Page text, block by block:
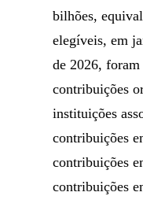
bilhões,
elegíveis, em
de 2026, foram
contribuições
instituições
contribuições
contribuições
contribuições